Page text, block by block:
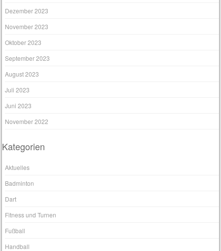
Dezember 2023
November 2023
Oktober 2023
September 2023
August 2023
Juli 2023
Juni 2023
November 2022
Kategorien
Aktuelles
Badminton
Dart
Fitness und Turnen
Fußball
Handball